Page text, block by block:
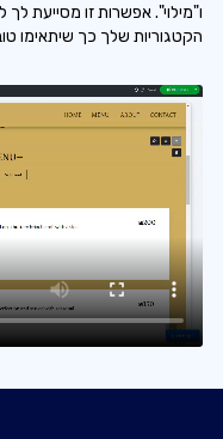
ו"מילוי". אפשרות זו מסייעת
הקטגוריות שלך כך שיתאימו